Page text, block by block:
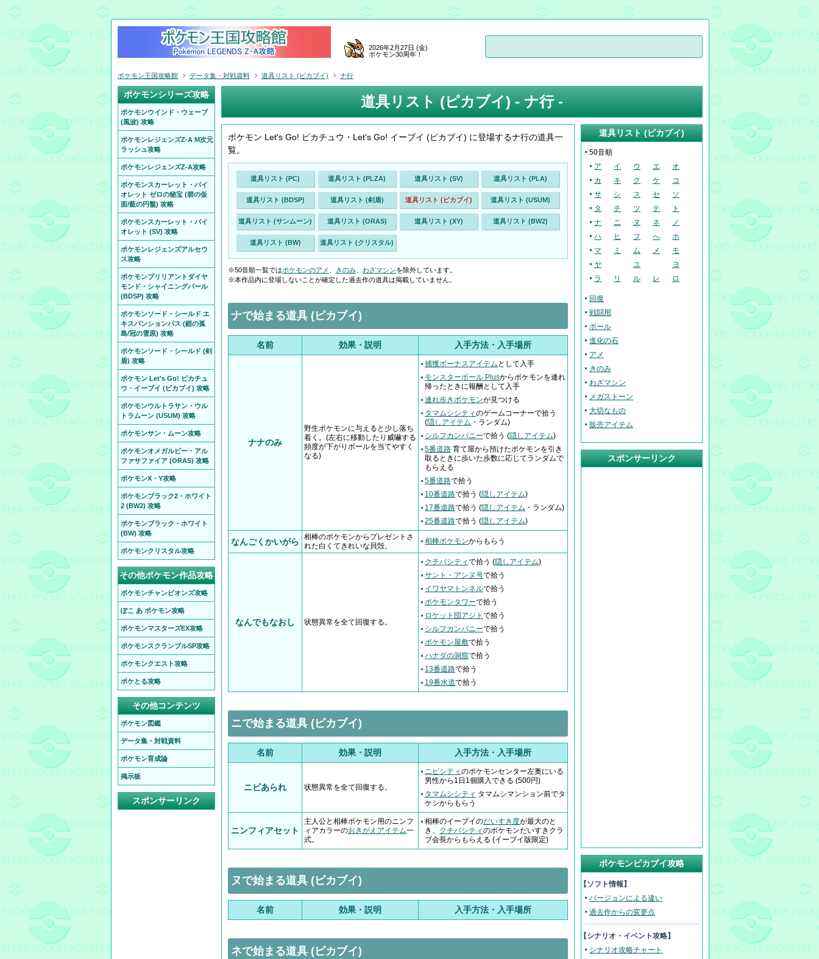
道具リスト (ピカブイ) - ナ行 -
ポケモン Let's Go! ピカチュウ・Let's Go! イーブイ (ピカブイ) に登場するナ行の道具一
覧。
道具リスト (PC) 道具リスト (PLZA) 道具リスト (SV) 道具リスト (PLA)
道具リスト (BDSP) 道具リスト (剣盾) 道具リスト (ピカブイ) 道具リスト (USUM)
道具リスト (サンムーン) 道具リスト (ORAS) 道具リスト (XY) 道具リスト (BW2)
道具リスト (BW) 道具リスト (クリスタル)
※50音順一覧ではポケモンのアメ きのみ わざマシンを除外しています。
※本作品内に登場しないことが確定した過去作の道具は掲載していません。
ナで始まる道具 (ピカブイ)
名前 効果・説明 入手方法・入手場所
ナナのみ
野生ポケモンに与えると少し落ち
着く。(左右に移動したり威嚇する
頻度が下がりボールを当てやすく
なる)
捕獲ボーナスアイテム として入手
モンスターボール Plusからポケモンを連れ
帰ったときに報酬として入手
連れ歩きポケモンが見つける
タマムシシティのゲームコーナーで拾う
(隠しアイテム ・ランダム)
シルフカンパニーで拾う (隠しアイテム)
5番道路 育て屋から預けたポケモンを引き
取るときに歩いた歩数に応じてランダムで
もらえる
5番道路で拾う
10番道路で拾う (隠しアイテム)
17番道路で拾う (隠しアイテム ・ランダム)
25番道路で拾う (隠しアイテム)
なんごくかいがら
相棒のポケモンからプレゼントさ
れた白くてきれいな貝殻。
相棒ポケモンからもらう
なんでもなおし 状態異常を全て回復する。
クチバシティで拾う (隠しアイテム)
サント・アンヌ号で拾う
イワヤマトンネルで拾う
ポケモンタワーで拾う
ロケット団アジト で拾う
シルフカンパニーで拾う
ポケモン屋敷で拾う
ハナダの洞窟で拾う
13番道路で拾う
19番水道で拾う
ニで始まる道具 (ピカブイ)
名前 効果・説明 入手方法・入手場所
ニビあられ 状態異常を全て回復する。
ニビシティのポケモンセンター左奥にいる
男性から1日1個購入できる (500円)
タマムシシティ タマムシマンション前でタ
ケシからもらう
ニンフィアセット
主人公と相棒ポケモン用のニンフ
ィアカラーのおきがえアイテム一
式。
相棒のイーブイのだいすき度が最大のと
き、 クチバシティのポケモンだいすきクラ
ブ会長からもらえる (イーブイ版限定)
ヌで始まる道具 (ピカブイ)
名前 効果・説明 入手方法・入手場所
ネで始まる道具 (ピカブイ)
道具リスト (ピカブイ)
50音順
ア
イ ウ エ
オ
カ
キ ク ケ
コ
サ
シ ス セ
ソ
タ
チ ツ テ
ト
ナ
ニ ヌ ネ
ノ
ハ
ヒ フ へ
ホ
マ
ミ ム メ
モ
ヤ
ユ
ヨ
ラ
リ ル レ ロ
回復
戦闘用
ボール
進化の石
アメ
きのみ
わざマシン
メガストーン
大切なもの
販売アイテム
スポンサーリンク
ポケモンピカブイ攻略
【ソフト情報】
バージョンによる違い
過去作からの変更点
【シナリオ・イベント攻略】
シナリオ攻略チャート
2026年2月27日 (金)
ポケモン30周年！
ポケモン王国攻略館 データ集・対戦資料 道具リスト (ピカブイ) ナ行
ポケモンシリーズ攻略
ポケモンウインド・ウェーブ
(風波) 攻略
ポケモンレジェンズZ-A M次元
ラッシュ攻略
ポケモンレジェンズZ-A攻略
ポケモンスカーレット・バイ
オレット ゼロの秘宝 (碧の仮
面/藍の円盤) 攻略
ポケモンスカーレット・バイ
オレット (SV) 攻略
ポケモンレジェンズアルセウ
ス攻略
ポケモンブリリアントダイヤ
モンド・シャイニングパール
(BDSP) 攻略
ポケモンソード・シールド エ
キスパンションパス (鎧の孤
島/冠の雪原) 攻略
ポケモンソード・シールド (剣
盾) 攻略
ポケモン Let's Go! ピカチュ
ウ・イーブイ (ピカブイ) 攻略
ポケモンウルトラサン・ウル
トラムーン (USUM) 攻略
ポケモンサン・ムーン攻略
ポケモンオメガルビー・アル
ファサファイア (ORAS) 攻略
ポケモンX・Y攻略
ポケモンブラック2・ホワイト
2 (BW2) 攻略
ポケモンブラック・ホワイト
(BW) 攻略
ポケモンクリスタル攻略
その他ポケモン作品攻略
ポケモンチャンピオンズ攻略
ぽこ あ ポケモン攻略
ポケモンマスターズEX攻略
ポケモンスクランブルSP攻略
ポケモンクエスト攻略
ポケとる攻略
その他コンテンツ
ポケモン図鑑
データ集・対戦資料
ポケモン育成論
掲示板
スポンサーリンク